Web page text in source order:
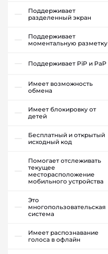
Поддерживает
разделенный экран
Поддерживает
моментальную разметку
Поддерживает PiP и PaP
Имеет возможность
обмена
Имеет блокировку от
детей
Бесплатный и открытый
исходный код
Помогает отслеживать
текущее
месторасположение
мобильного устройства
Это
многопользовательская
система
Имеет распознавание
голоса в офлайн